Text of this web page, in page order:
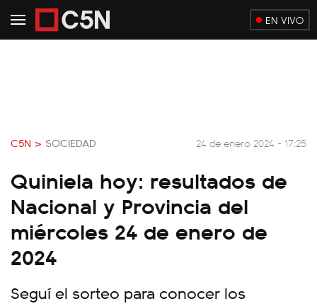
EN VIVO
C5N > SOCIEDAD 24 de enero 2024 - 17:25
Quiniela hoy: resultados de
Nacional y Provincia del
miércoles 24 de enero de
2024
Seguí el sorteo para conocer los